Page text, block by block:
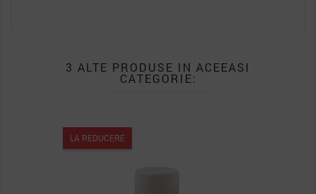
3 ALTE PRODUSE IN ACEEASI
CATEGORIE:
LA REDUCERE